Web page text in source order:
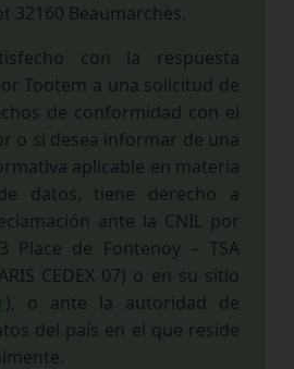
32160 Beaumarchès.
con la respuesta
Tootem a una solicitud de
de conformidad con el
o si desea informar de una
aplicable en materia
datos, tiene derecho a
ante la CNIL por
Place de Fontenoy – TSA
CEDEX 07) o en su sitio
), o ante la autoridad de
del país en el que reside